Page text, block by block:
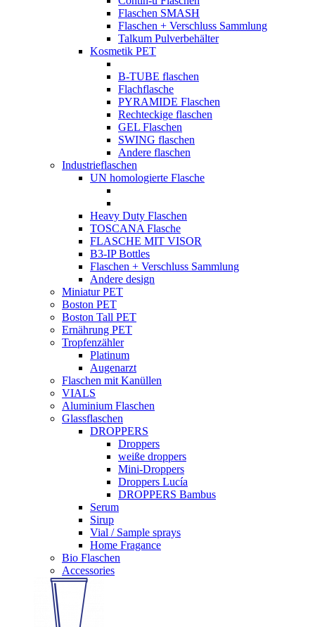
Flaschen SMASH
Flaschen + Verschluss Sammlung
Talkum Pulverbehälter
Kosmetik PET
B-TUBE flaschen
Flachflasche
PYRAMIDE Flaschen
Rechteckige flaschen
GEL Flaschen
SWING flaschen
Andere flaschen
Industrieflaschen
UN homologierte Flasche
Heavy Duty Flaschen
TOSCANA Flasche
FLASCHE MIT VISOR
B3-IP Bottles
Flaschen + Verschluss Sammlung
Andere design
Miniatur PET
Boston PET
Boston Tall PET
Ernährung PET
Tropfenzähler
Platinum
Augenarzt
Flaschen mit Kanüllen
VIALS
Aluminium Flaschen
Glassflaschen
DROPPERS
Droppers
weiße droppers
Mini-Droppers
Droppers Lucía
DROPPERS Bambus
Serum
Sirup
Vial / Sample sprays
Home Fragance
Bio Flaschen
Accessories